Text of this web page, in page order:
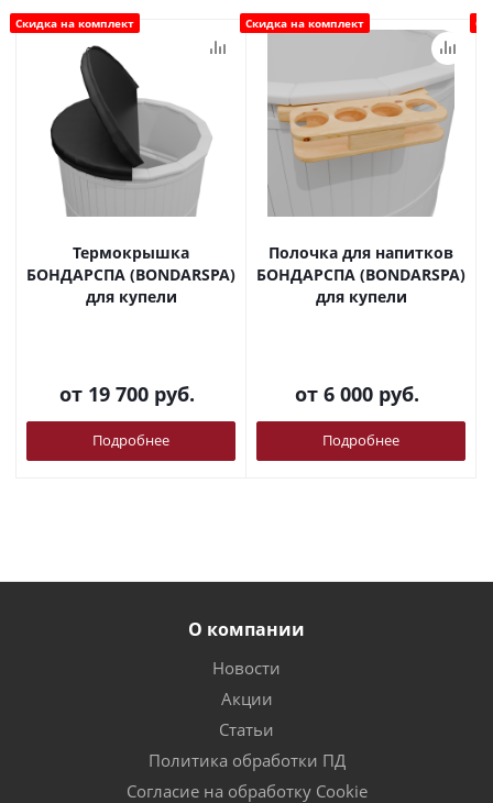
Скидка на комплект
Термокрышка
БОНДАРСПА (BONDARSPA)
для купели
от 19 700 руб.
Подробнее
Скидка на комплект
Полочка для напитков
БОНДАРСПА (BONDARSPA)
для купели
от 6 000 руб.
Подробнее
О компании
Новости
Акции
Статьи
Политика обработки ПД
Согласие на обработку Cookie